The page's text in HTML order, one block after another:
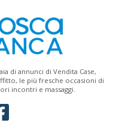
di annunci di Vendita Case,
le più fresche occasioni di
incontri e massaggi.